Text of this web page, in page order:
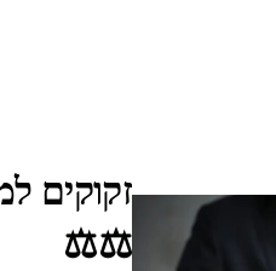
זקוקים
⚖️⚖️